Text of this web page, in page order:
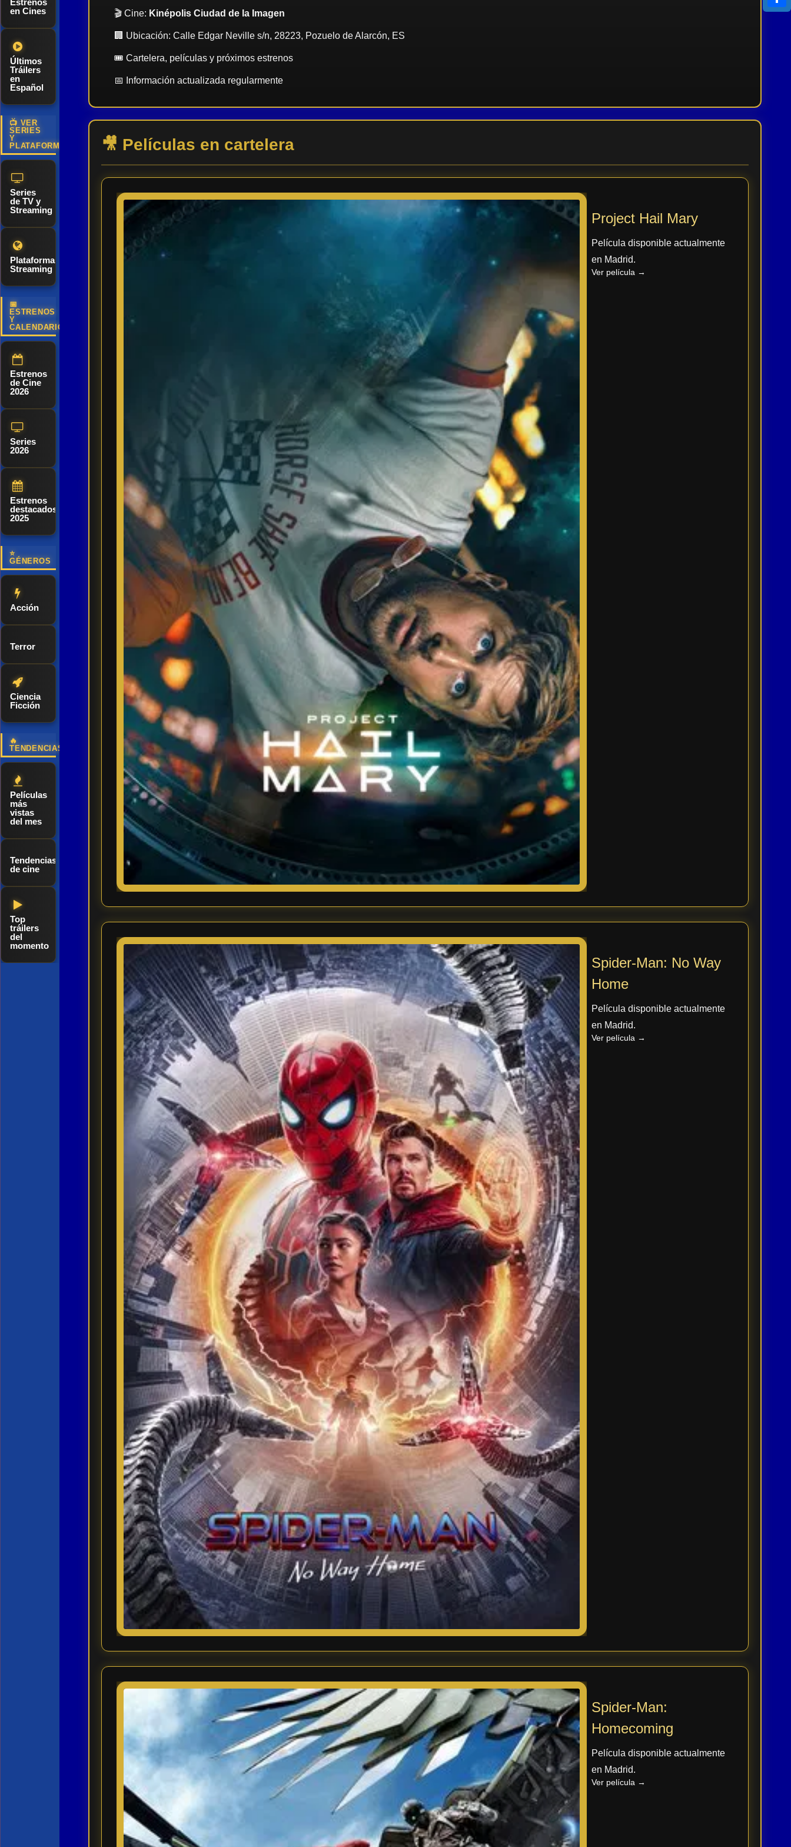
Estrenos
en Cines
Últimos
Tráilers
en
Español
📺 VER
SERIES
Y
PLATAFORMAS
Series
de TV y
Streaming
Plataformas
Streaming
📅
ESTRENOS
Y
CALENDARIO
Estrenos
de Cine
2026
Series
2026
Estrenos
destacados
2025
⭐
GÉNEROS
Acción
Terror
Ciencia
Ficción
🔥
TENDENCIAS
Películas
más
vistas
del mes
Tendencias
de cine
Top
tráilers
del
momento
🎬 Cine: Kinépolis Ciudad de la Imagen
🏢 Ubicación: Calle Edgar Neville s/n, 28223, Pozuelo de Alarcón, ES
🎟️ Cartelera, películas y próximos estrenos
📅 Información actualizada regularmente
🎥 Películas en cartelera
Project Hail Mary
Película disponible actualmente
en Madrid.
Ver película →
Spider-Man: No Way
Home
Película disponible actualmente
en Madrid.
Ver película →
Spider-Man:
Homecoming
Película disponible actualmente
en Madrid.
Ver película →